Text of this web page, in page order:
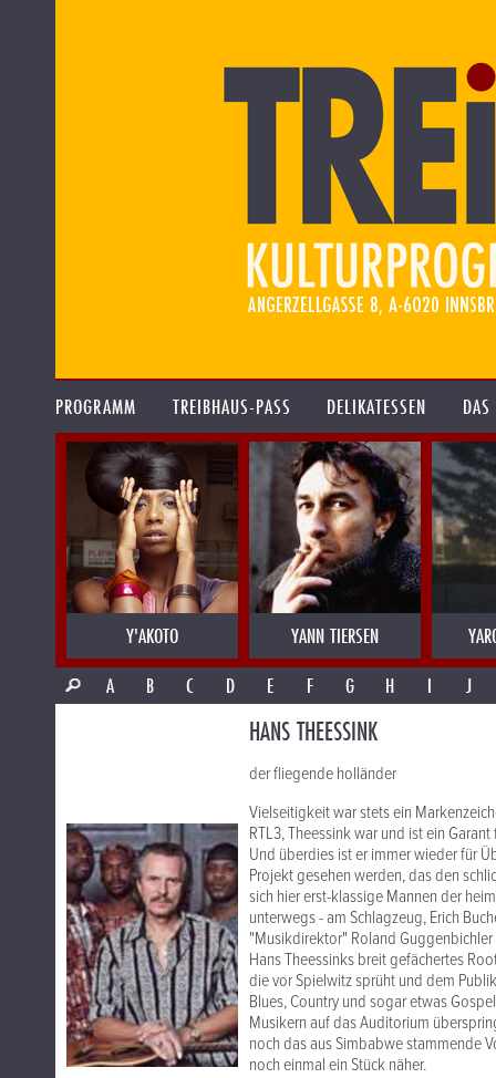
PROGRAMM TREIBHAUS-PASS DELIKATESSEN
Y'AKOTO YANN TIERSEN
A
B C D E F G H I J
HANS THEESSINK
der fliegende holländer
Vielseitigkeit war stets ein
RTL3, Theessink war und ist ein
Und überdies ist er immer wieder für
Projekt gesehen werden, das den
sich hier erst-klassige Mannen der
unterwegs - am Schlagzeug, Erich
"Musikdirektor" Roland
Hans Theessinks breit gefächertes
die vor Spielwitz sprüht und dem
Blues, Country und sogar etwas
Musikern auf das Auditorium
noch das aus Simbabwe stammende
noch einmal ein Stück näher.